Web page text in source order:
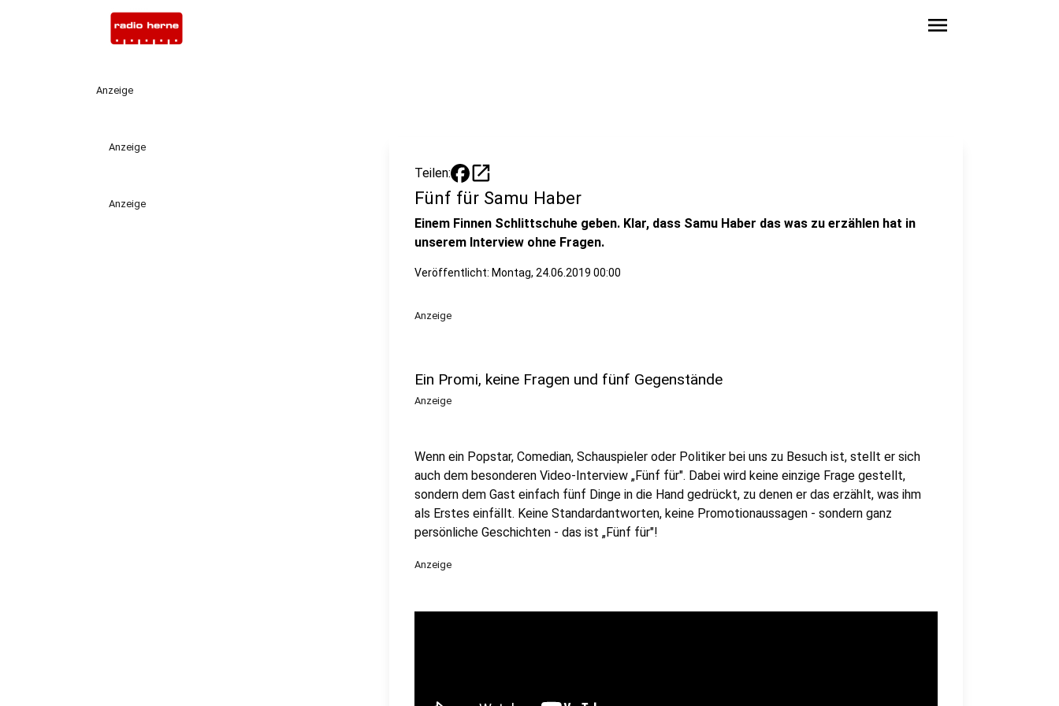
menu
Anzeige
Anzeige
Anzeige
Teilen: open_in_new
Fünf für Samu Haber
Einem Finnen Schlittschuhe geben. Klar, dass Samu Haber das was zu erzählen hat in
unserem Interview ohne Fragen.
Veröffentlicht: Montag, 24.06.2019 00:00
Anzeige
Ein Promi, keine Fragen und fünf Gegenstände
Anzeige
Wenn ein Popstar, Comedian, Schauspieler oder Politiker bei uns zu Besuch ist, stellt er sich
auch dem besonderen Video-Interview „Fünf für". Dabei wird keine einzige Frage gestellt,
sondern dem Gast einfach fünf Dinge in die Hand gedrückt, zu denen er das erzählt, was ihm
als Erstes einfällt. Keine Standardantworten, keine Promotionaussagen - sondern ganz
persönliche Geschichten - das ist „Fünf für"!
Anzeige